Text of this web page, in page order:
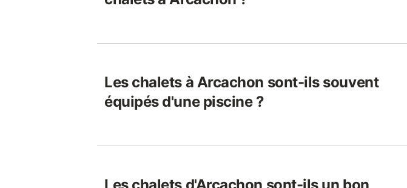
Les chalets à Arcachon sont-ils souvent
équipés d'une piscine ?